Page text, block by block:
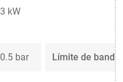
3 kW
0.5 bar Límite de banda